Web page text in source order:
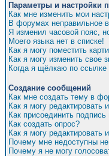
Параметры и настройки
Как мне изменить мои
В форумах неправильное
Я изменил часовой пояс,
Моего языка нет в списке!
Как я могу поместить
Как я могу изменить свое
Когда я щёлкаю по ссылке
Создание сообщений
Как мне создать тему в
Как я могу редактировать
Как присоединить
Как создать опрос?
Как я могу редактировать
Почему мне недоступны
Почему я не могу